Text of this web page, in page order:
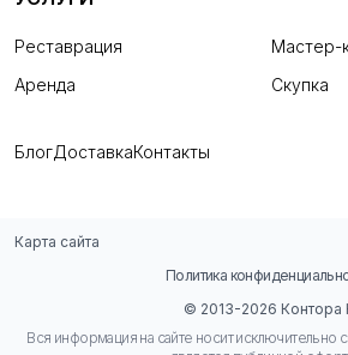
Реставрация
Мастер-
Аренда
Скупка
БлогДоставкаКонтакты
Карта сайта
Политика
© 2013-2026 Контора
Вся информация на сайте носит исключительно